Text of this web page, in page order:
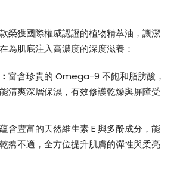
榮獲國際權威認證的植物精萃油，讓潔
為肌底注入高濃度的深度滋養：
富含珍貴的 Omega-9 不飽和脂肪酸，
清爽深層保濕，有效修護乾燥與屏障受
蘊含豐富的天然維生素 E 與多酚成分，能
癟不適，全方位提升肌膚的彈性與柔亮